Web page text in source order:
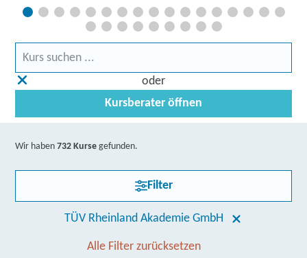
oder
Kursberater öffnen
Wir haben732 Kurse gefunden.
Filter
TÜV Rheinland Akademie GmbH
Alle Filter zurücksetzen